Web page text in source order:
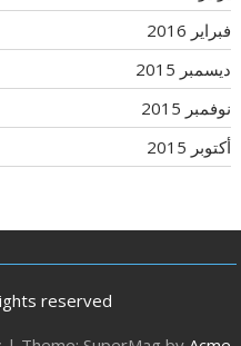
فبراير 2016
ديسمبر 2015
نوفمبر 2015
أكتوبر 2015
reserved